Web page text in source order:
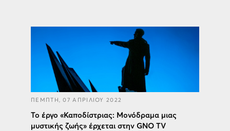
ΠΕΜΠΤΗ, 07 ΑΠΡΙΛΙΟΥ 2022
Το έργο «Καποδίστριας: Μονόδραμα μιας
μυστικής ζωής» έρχεται στην GNO TV